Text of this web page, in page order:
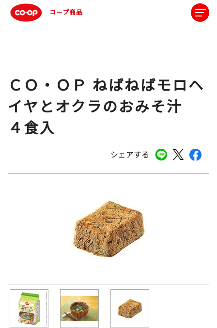
コープ商品
シェアする
ＣＯ・ＯＰ ねばねばモロヘ
イヤとオクラのおみそ汁
４食入